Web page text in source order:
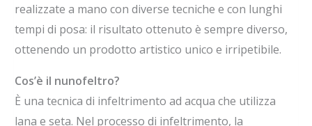
realizzate a mano con diverse tecniche e con lunghi
tempi di posa: il risultato ottenuto è sempre diverso,
ottenendo un prodotto artistico unico e irripetibile.
Cos’è il nunofeltro?
È una tecnica di infeltrimento ad acqua che utilizza
lana e seta. Nel processo di infeltrimento, la